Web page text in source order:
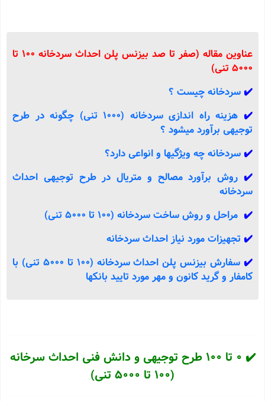
عناوین مقاله (صفر تا صد بیزنس پلن احداث سردخانه 100 تا
5000 تنی)
✔️سردخانه چیست ؟
✔️
هزینه راه اندازی سردخانه (1000 تنی) چگونه در طرح
توجیهی برآورد میشود ؟
✔️سردخانه چه ویژگیها و انواعی دارد؟
✔️ روش برآورد مصالح و متریال در طرح توجیهی احداث
سردخانه
✔️ مراحل و روش ساخت سردخانه (100 تا 5000 تنی)
✔️تجهیزات مورد نیاز احداث سردخانه
✔️
سفارش بیزنس پلن احداث سردخانه (100 تا 5000 تنی) با
کامفار و گرید کانون و مهر مورد تایید بانکها
✔️ 0 تا 100 طرح توجیهی و دانش فنی احداث سرخانه
(100 تا 5000 تنی)